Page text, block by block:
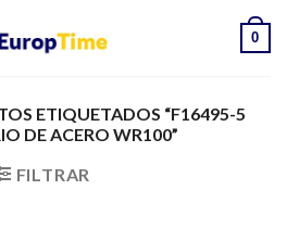
0
ETIQUETADOS “F16495-5
DE ACERO WR100”
FILTRAR